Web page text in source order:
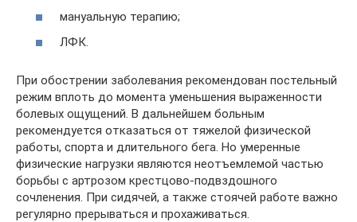
мануальную терапию;
ЛФК.
При обострении заболевания рекомендован постельный
режим вплоть до момента уменьшения выраженности
болевых ощущений. В дальнейшем больным
рекомендуется отказаться от тяжелой физической
работы, спорта и длительного бега. Но умеренные
физические нагрузки являются неотъемлемой частью
борьбы с артрозом крестцово-подвздошного
сочленения. При сидячей, а также стоячей работе важно
регулярно прерываться и прохаживаться.